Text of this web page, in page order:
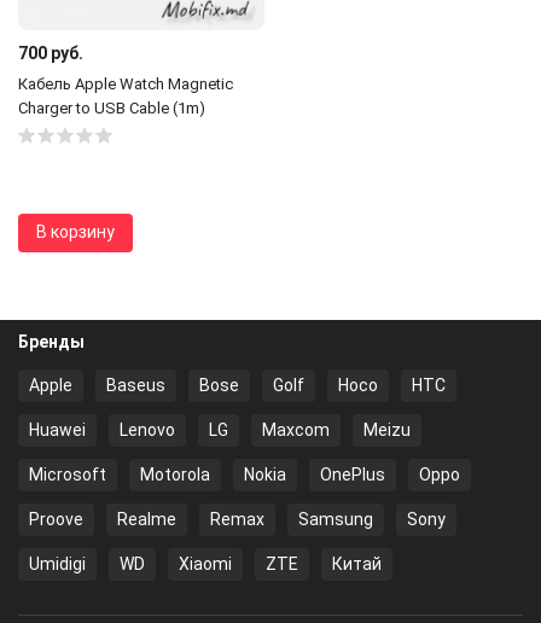
700 руб.
Кабель Apple Watch Magnetic
Charger to USB Cable (1m)
В корзину
Бренды
Apple Baseus Bose Golf Hoco HTC
Huawei Lenovo LG Maxcom Meizu
Microsoft Motorola Nokia OnePlus Oppo
Proove Realme Remax Samsung Sony
Umidigi WD Xiaomi ZTE Китай